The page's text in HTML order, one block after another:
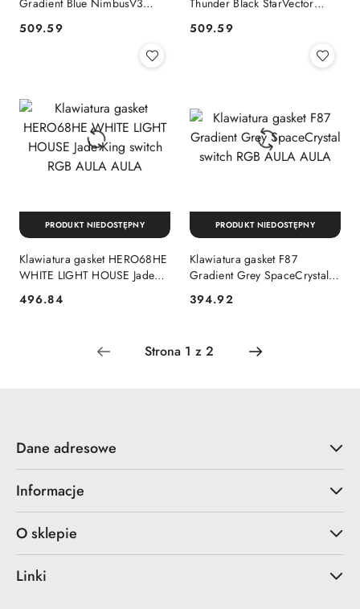
Gradient Blue NimbusV3
Cena:
509.59
Thunder Black StarVector
Cena:
509.59
Klawiatura gasket HERO68HE
WHITE LIGHT HOUSE Jade
Cena:
496.84
PRODUKT NIEDOSTĘPNY
Klawiatura gasket F87
Gradient Grey SpaceCrystal
Cena:
394.92
PRODUKT NIEDOSTĘPNY
Dane adresowe
Informacje
O sklepie
Linki